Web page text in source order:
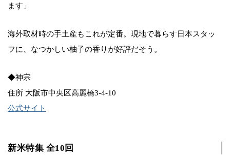
ます」
海外取材時の手土産もこれが定番。現地で暮らす日本スタッ
フに、なつかしい柚子の香りが好評だそう。
◆神宗
住所 大阪市中央区高麗橋3-4-10
公式サイト
新米特集 全10回